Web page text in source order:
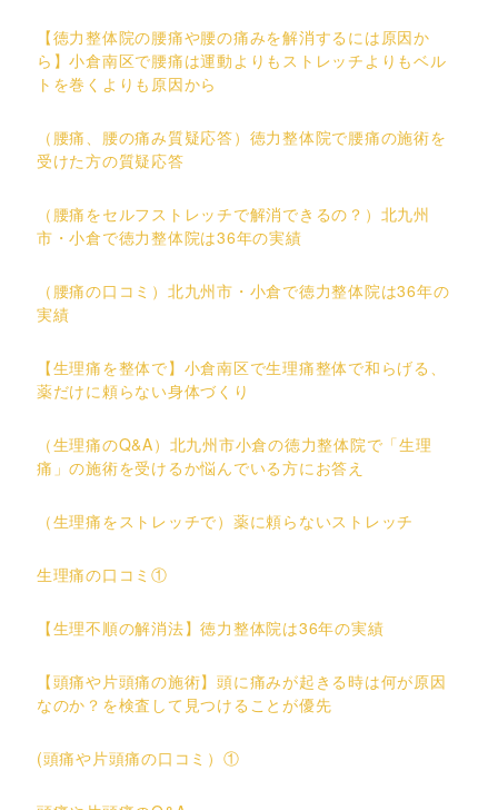
【徳力整体院の腰痛や腰の痛みを解消するには原因か
ら】小倉南区で腰痛は運動よりもストレッチよりもベル
トを巻くよりも原因から
（腰痛、腰の痛み質疑応答）徳力整体院で腰痛の施術を
受けた方の質疑応答
（腰痛をセルフストレッチで解消できるの？）北九州
市・小倉で徳力整体院は36年の実績
（腰痛の口コミ）北九州市・小倉で徳力整体院は36年の
実績
【生理痛を整体で】小倉南区で生理痛整体で和らげる、
薬だけに頼らない身体づくり
（生理痛のQ&A）北九州市小倉の徳力整体院で「生理
痛」の施術を受けるか悩んでいる方にお答え
（生理痛をストレッチで）薬に頼らないストレッチ
生理痛の口コミ①
【生理不順の解消法】徳力整体院は36年の実績
【頭痛や片頭痛の施術】頭に痛みが起きる時は何が原因
なのか？を検査して見つけることが優先
(頭痛や片頭痛の口コミ）①